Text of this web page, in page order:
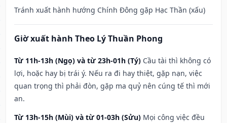
Tránh xuất hành hướng Chính Đông gặp Hạc Thần (xấu)
Giờ xuất hành Theo Lý Thuần Phong
Từ 11h-13h (Ngọ) và từ 23h-01h (Tý) Cầu tài thì không có
lợi, hoặc hay bị trái ý. Nếu ra đi hay thiệt, gặp nạn, việc
quan trọng thì phải đòn, gặp ma quỷ nên cúng tế thì mới
an.
Từ 13h-15h (Mùi) và từ 01-03h (Sửu) Mọi công việc đều